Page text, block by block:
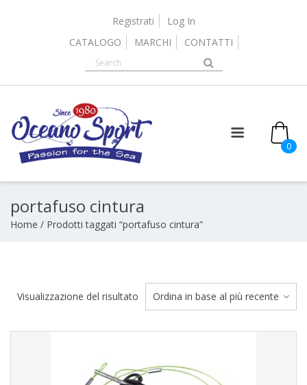
Registrati
Log In
CATALOGO
MARCHI CONTATTI
0
portafuso cintura
Home / Prodotti taggati “portafuso cintura”
Visualizzazione del risultato